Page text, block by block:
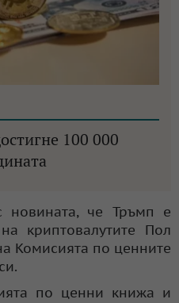
100 000
новината, че Тръмп е
криптовалутите Пол
Комисията по ценните
по ценни книжа и